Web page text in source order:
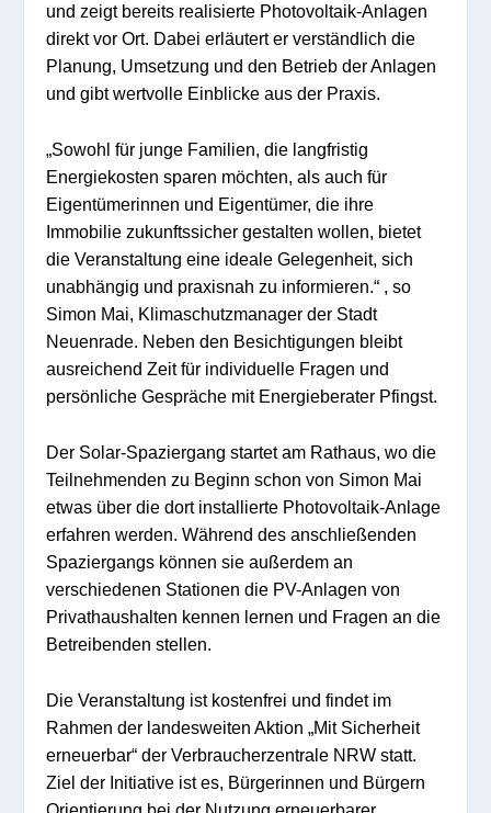
und zeigt bereits realisierte Photovoltaik-Anlagen
direkt vor Ort. Dabei erläutert er verständlich die
Planung, Umsetzung und den Betrieb der Anlagen
und gibt wertvolle Einblicke aus der Praxis.
„Sowohl für junge Familien, die langfristig
Energiekosten sparen möchten, als auch für
Eigentümerinnen und Eigentümer, die ihre
Immobilie zukunftssicher gestalten wollen, bietet
die Veranstaltung eine ideale Gelegenheit, sich
unabhängig und praxisnah zu informieren.“ , so
Simon Mai, Klimaschutzmanager der Stadt
Neuenrade. Neben den Besichtigungen bleibt
ausreichend Zeit für individuelle Fragen und
persönliche Gespräche mit Energieberater Pfingst.
Der Solar-Spaziergang startet am Rathaus, wo die
Teilnehmenden zu Beginn schon von Simon Mai
etwas über die dort installierte Photovoltaik-Anlage
erfahren werden. Während des anschließenden
Spaziergangs können sie außerdem an
verschiedenen Stationen die PV-Anlagen von
Privathaushalten kennen lernen und Fragen an die
Betreibenden stellen.
Die Veranstaltung ist kostenfrei und findet im
Rahmen der landesweiten Aktion „Mit Sicherheit
erneuerbar“ der Verbraucherzentrale NRW statt.
Ziel der Initiative ist es, Bürgerinnen und Bürgern